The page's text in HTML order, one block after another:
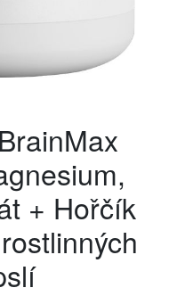
+ Hořčík